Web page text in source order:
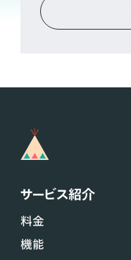
サービス紹介
料金
機能